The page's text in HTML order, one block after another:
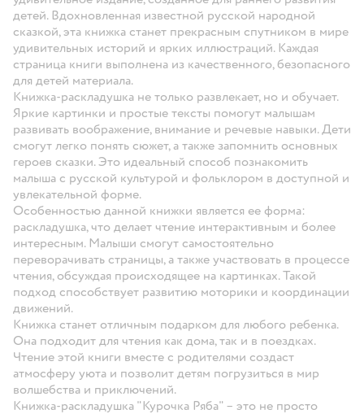
детей. Вдохновленная известной русской народной
сказкой, эта книжка станет прекрасным спутником в мире
удивительных историй и ярких иллюстраций. Каждая
страница книги выполнена из качественного, безопасного
для детей материала.
Книжка-раскладушка не только развлекает, но и обучает.
Яркие картинки и простые тексты помогут малышам
развивать воображение, внимание и речевые навыки. Дети
смогут легко понять сюжет, а также запомнить основных
героев сказки. Это идеальный способ познакомить
малыша с русской культурой и фольклором в доступной и
увлекательной форме.
Особенностью данной книжки является ее форма:
раскладушка, что делает чтение интерактивным и более
интересным. Малыши смогут самостоятельно
переворачивать страницы, а также участвовать в процессе
чтения, обсуждая происходящее на картинках. Такой
подход способствует развитию моторики и координации
движений.
Книжка станет отличным подарком для любого ребенка.
Она подходит для чтения как дома, так и в поездках.
Чтение этой книги вместе с родителями создаст
атмосферу уюта и позволит детям погрузиться в мир
волшебства и приключений.
Книжка-раскладушка "Курочка Ряба" – это не просто